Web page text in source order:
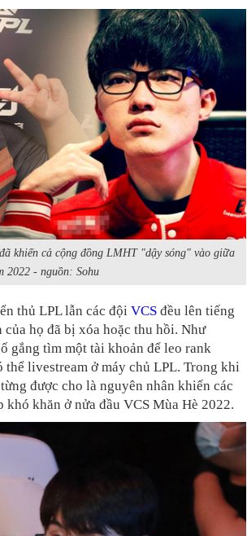
khiến cả cộng đồng LMHT "dậy sóng" vào giữa
2022 - nguồn: Sohu
thủ LPL lẫn các đội VCS đều lên tiếng
họ đã bị xóa hoặc thu hồi. Như
gắng tìm một tài khoản để leo rank
livestream ở máy chủ LPL. Trong khi
được cho là nguyên nhân khiến các
khăn ở nửa đầu VCS Mùa Hè 2022.